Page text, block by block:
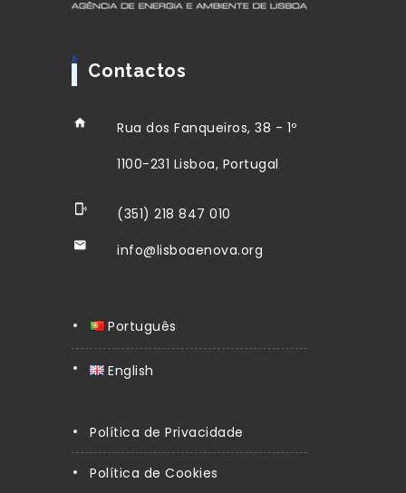
Contactos
Rua dos Fanqueiros, 38 - 1º
1100-231 Lisboa, Portugal
(351) 218 847 010
info@lisboaenova.org
Português
English
Política de Privacidade
Política de Cookies